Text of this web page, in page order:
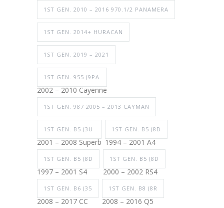
1ST GEN. 2010 – 2016 970.1/2 PANAMERA
1ST GEN. 2014+ HURACAN
1ST GEN. 2019 – 2021
1ST GEN. 955 (9PA
2002 – 2010 Cayenne
1ST GEN. 987 2005 – 2013 CAYMAN
1ST GEN. B5 (3U
2001 – 2008 Superb
1ST GEN. B5 (8D
1994 – 2001 A4
1ST GEN. B5 (8D
1997 – 2001 S4
1ST GEN. B5 (8D
2000 – 2002 RS4
1ST GEN. B6 (35
2008 – 2017 CC
1ST GEN. B8 (8R
2008 – 2016 Q5